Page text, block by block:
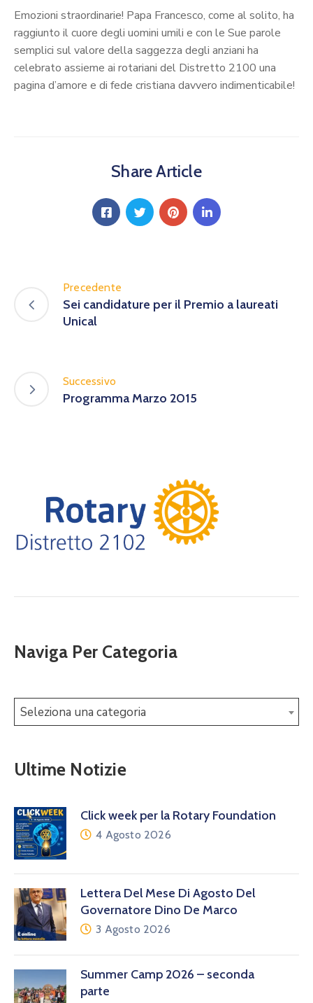
Emozioni straordinarie! Papa Francesco, come al solito, ha
raggiunto il cuore degli uomini umili e con le Sue parole
semplici sul valore della saggezza degli anziani ha
celebrato assieme ai rotariani del Distretto 2100 una
pagina d’amore e di fede cristiana davvero indimenticabile!
Share Article
Precedente
Sei candidature per il Premio a laureati
Unical
Successivo
Programma Marzo 2015
Naviga Per Categoria
Seleziona una categoria
Ultime Notizie
Click week per la Rotary Foundation
4 Agosto 2026
Lettera Del Mese Di Agosto Del
Governatore Dino De Marco
3 Agosto 2026
Summer Camp 2026 – seconda
parte